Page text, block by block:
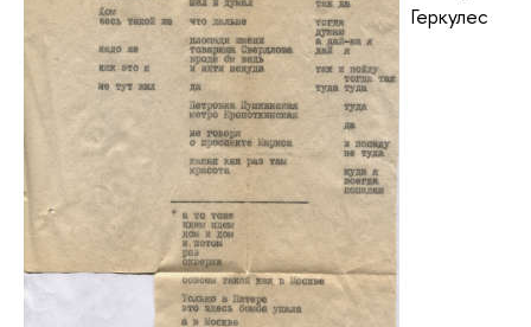
Геркулес